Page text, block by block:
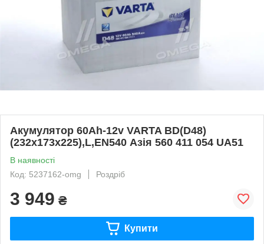
Акумулятор 60Ah-12v VARTA BD(D48)
(232х173х225),L,EN540 Азія 560 411 054 UA51
В наявності
Код: 5237162-omg
Роздріб
3 949 ₴
Купити